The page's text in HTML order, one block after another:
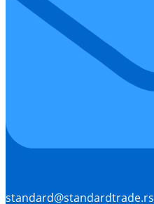
standard@standardtrade.rs